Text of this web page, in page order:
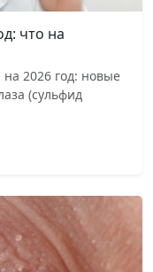
что на
2026 год: новые
(сульфид